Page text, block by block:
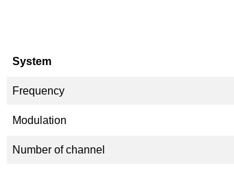
System
Frequency
Modulation
Number of channel